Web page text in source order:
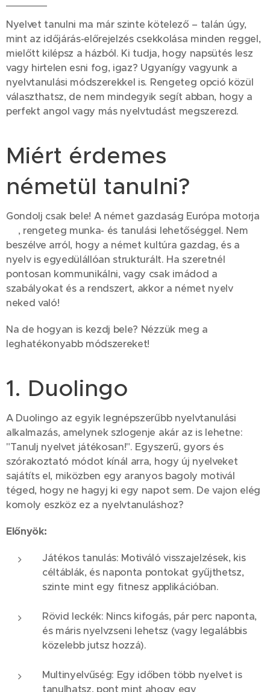
Nyelvet tanulni ma már szinte kötelező – talán úgy,
mint az időjárás-előrejelzés csekkolása minden reggel,
mielőtt kilépsz a házból. Ki tudja, hogy napsütés lesz
vagy hirtelen esni fog, igaz? Ugyanígy vagyunk a
nyelvtanulási módszerekkel is. Rengeteg opció közül
választhatsz, de nem mindegyik segít abban, hogy a
perfekt angol vagy más nyelvtudást megszerezd.
Miért érdemes
németül tanulni? 🎓
Gondolj csak bele! A német gazdaság Európa motorja
🏎️, rengeteg munka- és tanulási lehetőséggel. Nem
beszélve arról, hogy a német kultúra gazdag, és a
nyelv is egyedülállóan strukturált. Ha szeretnél
pontosan kommunikálni, vagy csak imádod a
szabályokat és a rendszert, akkor a német nyelv
neked való! 🎯
Na de hogyan is kezdj bele? Nézzük meg a
leghatékonyabb módszereket! 🧑‍🏫📚
1. Duolingo 🦉
A Duolingo az egyik legnépszerűbb nyelvtanulási
alkalmazás, amelynek szlogenje akár az is lehetne:
"Tanulj nyelvet játékosan!". Egyszerű, gyors és
szórakoztató módot kínál arra, hogy új nyelveket
sajátíts el, miközben egy aranyos bagoly motivál
téged, hogy ne hagyj ki egy napot sem. De vajon elég
komoly eszköz ez a nyelvtanuláshoz?
Előnyök:
Játékos tanulás: Motiváló visszajelzések, kis
céltáblák, és naponta pontokat gyűjthetsz,
szinte mint egy fitnesz applikációban.
Rövid leckék: Nincs kifogás, pár perc naponta,
és máris nyelvzseni lehetsz (vagy legalábbis
közelebb jutsz hozzá).
Multinyelvűség: Egy időben több nyelvet is
tanulhatsz, pont mint ahogy egy